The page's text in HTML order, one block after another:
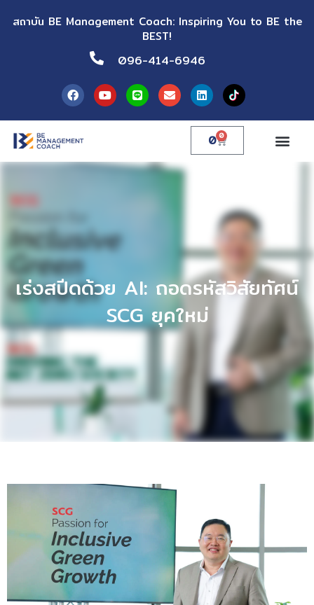
สถาบัน BE Management Coach: Inspiring You to BE the
BEST!
096-414-6946
0 0
เร่งสปีดด้วย AI: ถอดรหัสวิสัยทัศน์
SCG ยุคใหม่